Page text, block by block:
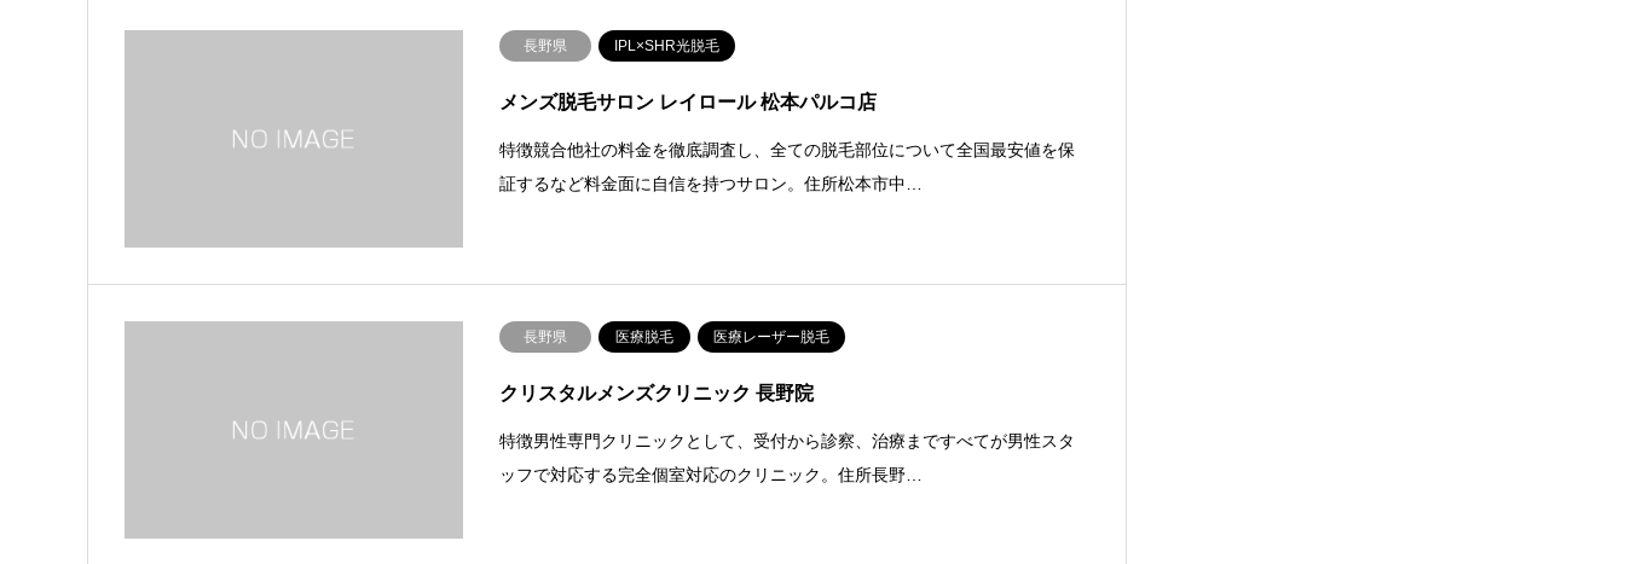
長野県 IPL×SHR光脱毛
メンズ脱毛サロン レイロール 松本パルコ店
特徴競合他社の料金を徹底調査し、全ての脱毛部位について全国最安値を保
証するなど料金面に自信を持つサロン。住所松本市中…
長野県 医療脱毛 医療レーザー脱毛
クリスタルメンズクリニック 長野院
特徴男性専門クリニックとして、受付から診察、治療まですべてが男性スタ
ッフで対応する完全個室対応のクリニック。住所長野…